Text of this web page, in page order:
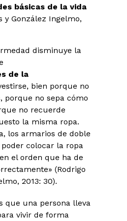
básicas de la vida
y González Ingelmo,
disminuye la
de la
bien porque no
porque no sepa cómo
no recuerde
la misma ropa.
los armarios de doble
colocar la ropa
el orden que ha de
(Rodrigo
2013: 30).
que una persona lleva
vivir de forma